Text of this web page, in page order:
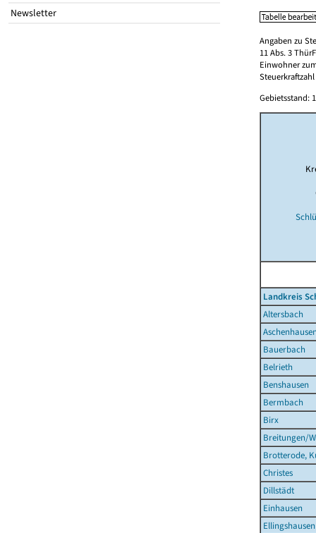
Newsletter
Angaben zu
11 Abs. 3
Einwohner
Gebietsstand:
Landkreis
Altersbach
Bauerbach
Belrieth
Benshausen
Bermbach
Birx
Breitungen/
Brotterode,
Christes
Dillstädt
Einhausen
Ellingshausen